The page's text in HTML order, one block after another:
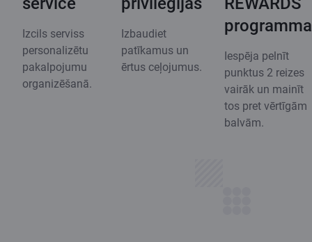
Izcils serviss
personalizētu
pakalpojumu
organizēšanā.
Izbaudiet
patīkamus un
ērtus ceļojumus.
programma
Iespēja pelnīt
punktus 2 reizes
vairāk un mainīt
tos pret vērtīgām
balvām.